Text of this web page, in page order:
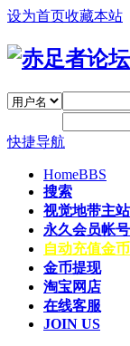
设为首页收藏本站
快捷导航
HomeBBS
搜索
视觉地带主站
永久会员帐号
自动充值金
金币提现
淘宝网店
在线客服
JOIN US